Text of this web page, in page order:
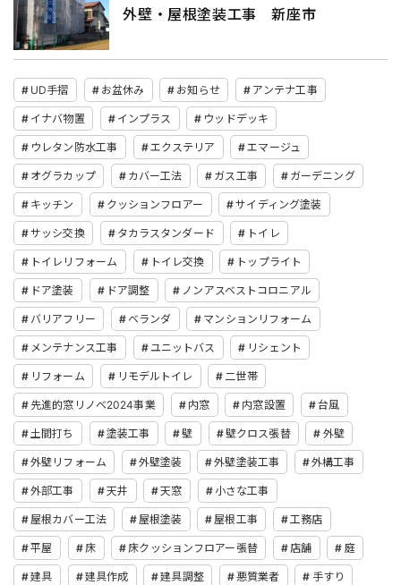
外壁・屋根塗装工事 新座市
UD手摺 お盆休み お知らせ アンテナ工事
イナバ物置 インプラス ウッドデッキ
ウレタン防水工事 エクステリア エマージュ
オグラカップ カバー工法 ガス工事 ガーデニング
キッチン クッションフロアー サイディング塗装
サッシ交換 タカラスタンダード トイレ
トイレリフォーム トイレ交換 トップライト
ドア塗装 ドア調整 ノンアスベストコロニアル
バリアフリー ベランダ マンションリフォーム
メンテナンス工事 ユニットバス リシェント
リフォーム リモデルトイレ 二世帯
先進的窓リノベ2024事業 内窓 内窓設置 台風
土間打ち 塗装工事 壁 壁クロス張替 外壁
外壁リフォーム 外壁塗装 外壁塗装工事 外構工事
外部工事 天井 天窓 小さな工事
屋根カバー工法 屋根塗装 屋根工事 工務店
平屋 床 床クッションフロアー張替 店舗 庭
建具 建具作成 建具調整 悪質業者 手すり